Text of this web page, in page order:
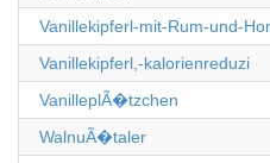
Vanillekipferl-mit-Rum-und-
Vanillekipferl,-kalorienreduzi
VanilleplÃ�tzchen
WalnuÃ�taler